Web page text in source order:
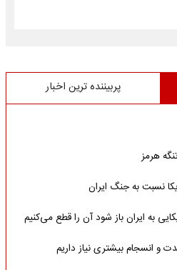
پربیننده ترین اخبار
هرمز
نسبت به جنگ ایران
به ایران باز شود آن را قطع می‌کنیم
و انسجام بیشتری نیاز داریم